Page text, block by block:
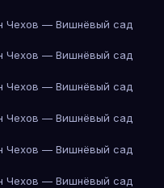
Чехов — Вишнёвый сад
Чехов — Вишнёвый сад
Чехов — Вишнёвый сад
Чехов — Вишнёвый сад
Чехов — Вишнёвый сад
Чехов — Вишнёвый сад